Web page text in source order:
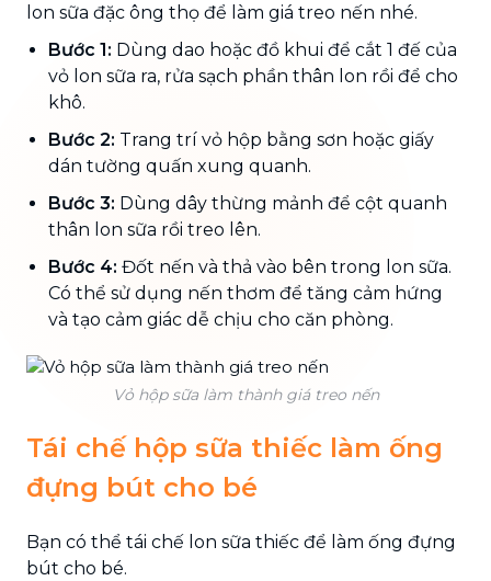
lon sữa đặc ông thọ để làm giá treo nến nhé.
Bước 1: Dùng dao hoặc đồ khui để cắt 1 đế của
vỏ lon sữa ra, rửa sạch phần thân lon rồi để cho
khô.
Bước 2: Trang trí vỏ hộp bằng sơn hoặc giấy
dán tường quấn xung quanh.
Bước 3: Dùng dây thừng mảnh để cột quanh
thân lon sữa rồi treo lên.
Bước 4: Đốt nến và thả vào bên trong lon sữa.
Có thể sử dụng nến thơm để tăng cảm hứng
và tạo cảm giác dễ chịu cho căn phòng.
Vỏ hộp sữa làm thành giá treo nến
Tái chế hộp sữa thiếc làm ống
đựng bút cho bé
Bạn có thể tái chế lon sữa thiếc để làm ống đựng
bút cho bé.